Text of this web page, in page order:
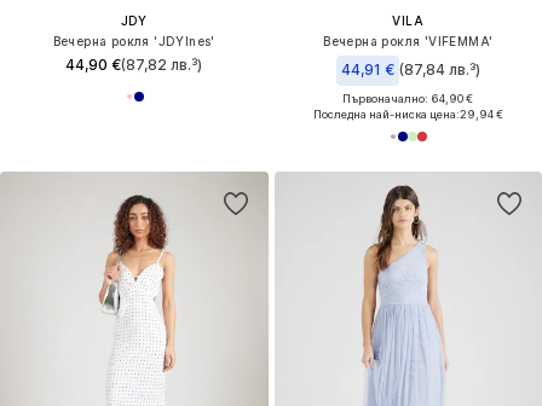
JDY
Вечерна рокля 'JDYInes'
44,90 €(87,82 лв.³)
VILA
Вечерна рокля 'VIFEMMA'
44,91 € (87,84 лв.³)
Първоначално: 64,90 €
Последна най-ниска цена:29,94 €